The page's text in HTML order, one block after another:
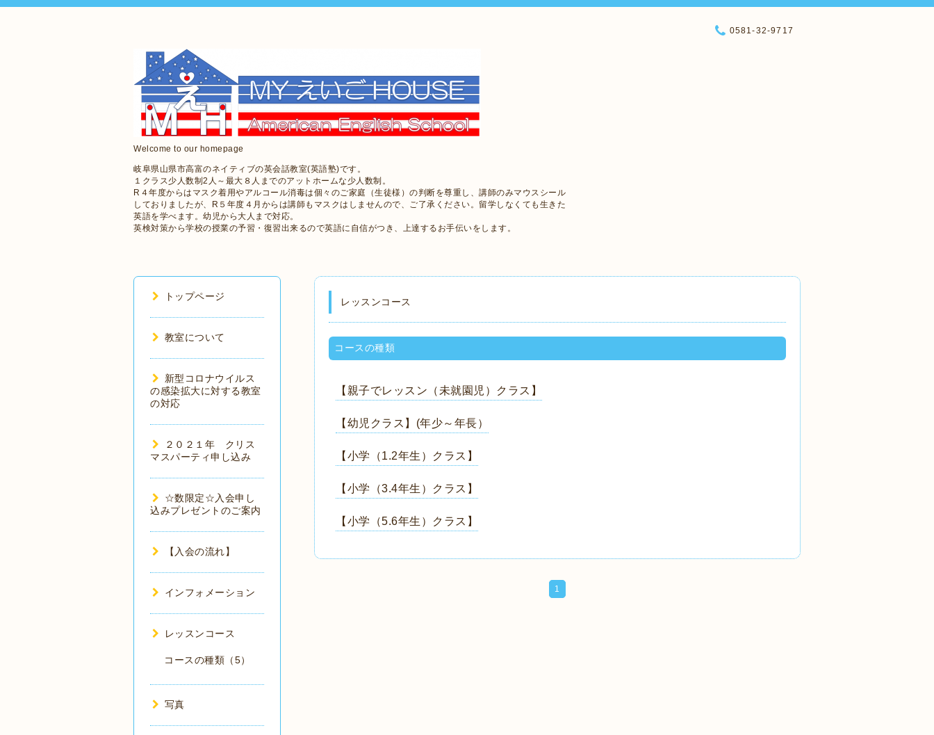
Welcome to our homepage
岐阜県山県市高富のネイティブの英会話教室(英語塾)です。
１クラス少人数制2人～最大８人までのアットホームな少人数制。
R４年度からはマスク着用やアルコール消毒は個々のご家庭（生徒様）の判断を尊重し、講師のみマウスシール
しておりましたが、R５年度４月からは講師もマスクはしませんので、ご了承ください。留学しなくても生きた
英語を学べます。幼児から大人まで対応。
英検対策から学校の授業の予習・復習出来るので英語に自信がつき、上達するお手伝いをします。
0581-32-9717
レッスンコース
コースの種類
【親子でレッスン（未就園児）クラス】
【幼児クラス】(年少～年長）
【小学（1.2年生）クラス】
【小学（3.4年生）クラス】
【小学（5.6年生）クラス】
1
トップページ
教室について
新型コロナウイルス
の感染拡大に対する教室
の対応
２０２１年 クリス
マスパーティ申し込み
☆数限定☆入会申し
込みプレゼントのご案内
【入会の流れ】
インフォメーション
レッスンコース
コースの種類（5）
写真